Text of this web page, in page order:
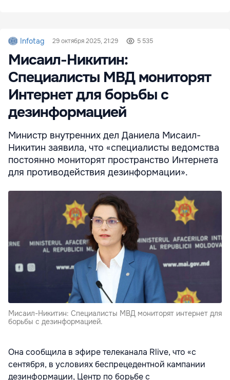
Infotag 29 октября 2025, 21:29 5 535
Мисаил-Никитин:
Специалисты МВД мониторят
Интернет для борьбы с
дезинформацией
Министр внутренних дел Даниела Мисаил-
Никитин заявила, что «специалисты ведомства
постоянно мониторят пространство Интернета
для противодействия дезинформации».
Мисаил-Никитин: Специалисты МВД мониторят интернет для
борьбы с дезинформацией.
Она сообщила в эфире телеканала Rlive, что «с
сентября, в условиях беспрецедентной кампании
дезинформации, Центр по борьбе с